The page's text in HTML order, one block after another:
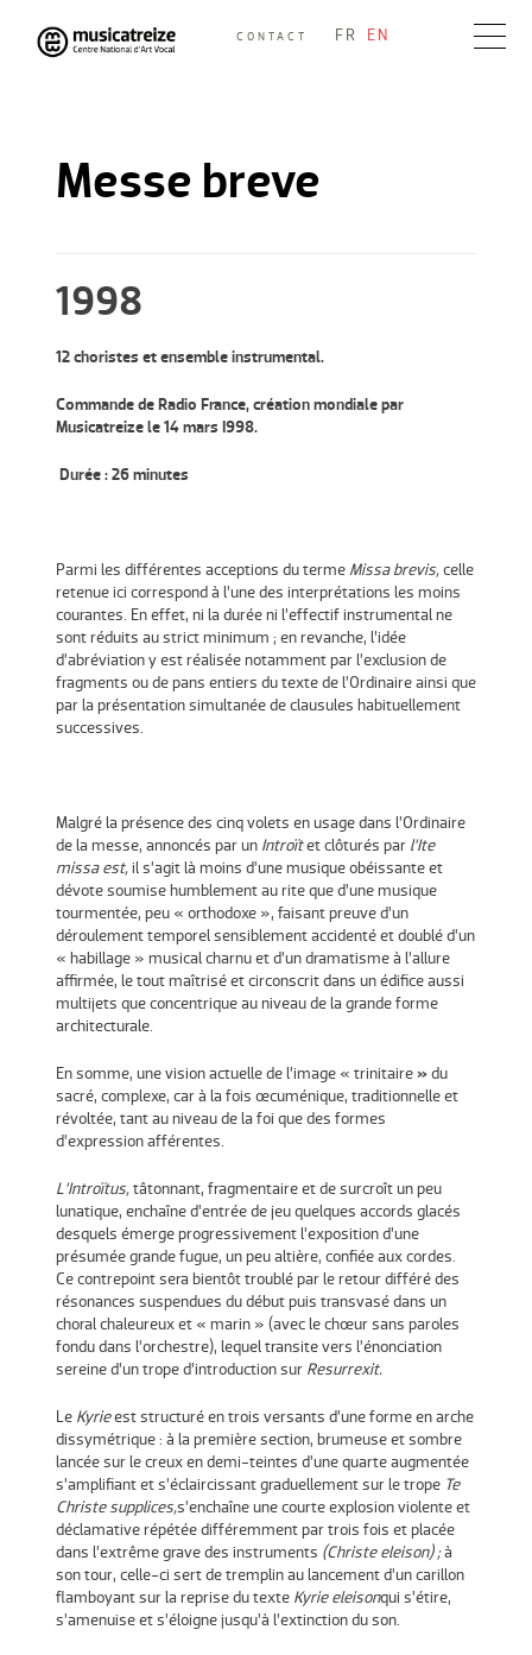
Skip
to
CONTACT FR EN
Messe breve
1998
12 choristes et ensemble instrumental.
Commande de Radio France, création mondiale par
Musicatreize le 14 mars I998.
Durée : 26 minutes
Parmi les différentes acceptions du termeMissa brevis,celle
retenue ici correspond à l’une des interprétations les moins
courantes. En effet, ni la durée ni l’effectif instrumental ne
sont réduits au strict minimum ; en revanche, l’idée
d’abréviation y est réalisée notamment par l’exclusion de
fragments ou de pans entiers du texte de l’Ordinaire ainsi que
par la présentation simultanée de clausules habituellement
successives.
Malgré la présence des cinq volets en usage dans l’Ordinaire
de la messe, annoncés par unIntroïtet clôturés parl’Ite
missa est,il s’agit là moins d’une musique obéissante et
dévote soumise humblement au rite que d’une musique
tourmentée, peu « orthodoxe », faisant preuve d’un
déroulement temporel sensiblement accidenté et doublé d’un
« habillage » musical charnu et d’un dramatisme à l’allure
affirmée, le tout maîtrisé et circonscrit dans un édifice aussi
multijets que concentrique au niveau de la grande forme
architecturale.
En somme, une vision actuelle de l’image « trinitaire»du
sacré, complexe, car à la fois œcuménique, traditionnelle et
révoltée, tant au niveau de la foi que des formes
d’expression afférentes.
L’Introïtus,tâtonnant, fragmentaire et de surcroît un peu
lunatique, enchaîne d’entrée de jeu quelques accords glacés
desquels émerge progressivement l’exposition d’une
présumée grande fugue, un peu altière, confiée aux cordes.
Ce contrepoint sera bientôt troublé par le retour différé des
résonances suspendues du début puis transvasé dans un
choral chaleureux et « marin » (avec le chœur sans paroles
fondu dans l’orchestre), lequel transite vers l’énonciation
sereine d’un trope d’introduction surResurrexit.
LeKyrieest structuré en trois versants d’une forme en arche
dissymétrique : à la première section, brumeuse et sombre
lancée sur le creux en demi-teintes d’une quarte augmentée
s’amplifiant et s’éclaircissant graduellement sur le tropeTe
Christe supplices,s’enchaîne une courte explosion violente et
déclamative répétée différemment par trois fois et placée
dans l’extrême grave des instruments (Christe eleison) ;à
son tour, celle-ci sert de tremplin au lancement d’un carillon
flamboyant sur la reprise du texteKyrie eleisonqui s’étire,
s’amenuise et s’éloigne jusqu’à l’extinction du son.